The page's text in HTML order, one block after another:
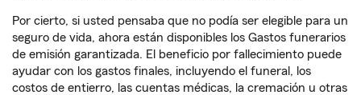
Por cierto, si usted pensaba que no podía ser elegible para un
seguro de vida, ahora están disponibles los Gastos funerarios
de emisión garantizada. El beneficio por fallecimiento puede
ayudar con los gastos finales, incluyendo el funeral, los
costos de entierro, las cuentas médicas, la cremación u otras